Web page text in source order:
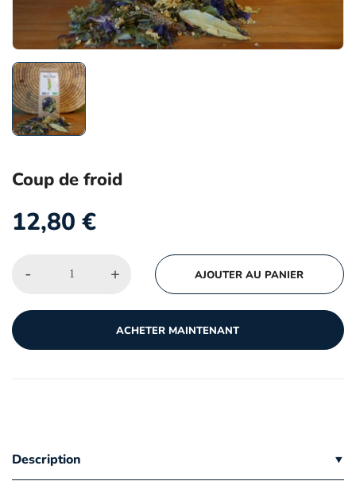
Coup de froid
12,80 €
- + AJOUTER AU PANIER
ACHETER MAINTENANT
Description